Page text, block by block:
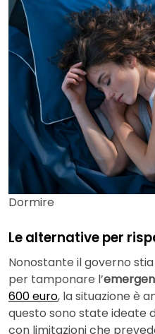
Dormire
Le alternative per
Nonostante il governo
per tamponare l’
600 euro, la situazione è
questo sono state ideate
con limitazioni che